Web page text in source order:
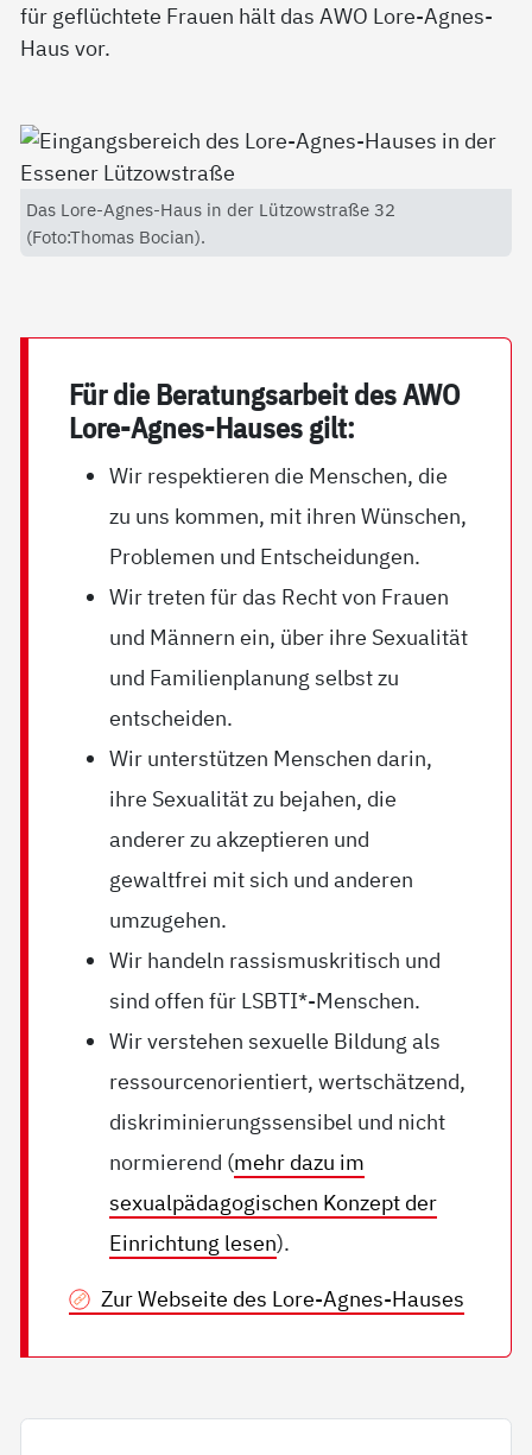
für geflüchtete Frauen hält das AWO Lore-Agnes-
Haus vor.
Das Lore-Agnes-Haus in der Lützowstraße 32
(Foto:Thomas Bocian).
Für die Be­ra­tungs­ar­beit des AWO
Lo­re-Ag­nes-Hau­ses gilt:
Wir respektieren die Menschen, die
zu uns kommen, mit ihren Wünschen,
Problemen und Entscheidungen.
Wir treten für das Recht von Frauen
und Männern ein, über ihre Sexualität
und Familienplanung selbst zu
entscheiden.
Wir unterstützen Menschen darin,
ihre Sexualität zu bejahen, die
anderer zu akzeptieren und
gewaltfrei mit sich und anderen
umzugehen.
Wir handeln rassismuskritisch und
sind offen für LSBTI*-Menschen.
Wir verstehen sexuelle Bildung als
ressourcenorientiert, wertschätzend,
diskriminierungssensibel und nicht
normierend (mehr dazu im
sexualpädagogischen Konzept der
Einrichtung lesen).
Zur Webseite des Lore-Agnes-Hauses